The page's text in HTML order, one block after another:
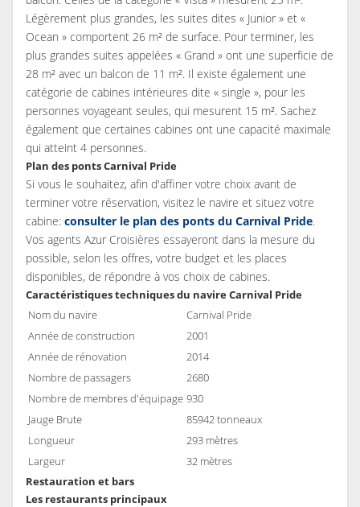
Légèrement plus grandes, les suites dites « Junior » et «
Ocean » comportent 26 m² de surface. Pour terminer, les
plus grandes suites appelées « Grand » ont une superficie de
28 m² avec un balcon de 11 m². Il existe également une
catégorie de cabines intérieures dite « single », pour les
personnes voyageant seules, qui mesurent 15 m². Sachez
également que certaines cabines ont une capacité maximale
qui atteint 4 personnes.
Plan des ponts Carnival Pride
Si vous le souhaitez, afin d'affiner votre choix avant de
terminer votre réservation, visitez le navire et situez votre
cabine: consulter le plan des ponts du Carnival Pride.
Vos agents Azur Croisières essayeront dans la mesure du
possible, selon les offres, votre budget et les places
disponibles, de répondre à vos choix de cabines.
Caractéristiques techniques du navire Carnival Pride
Nom du navire
Carnival Pride
Année de construction
2001
Année de rénovation
2014
Nombre de passagers
2680
Nombre de membres d'équipage 930
Jauge Brute
85942 tonneaux
Longueur
293 mètres
Largeur
32 mètres
Restauration et bars
Les restaurants principaux